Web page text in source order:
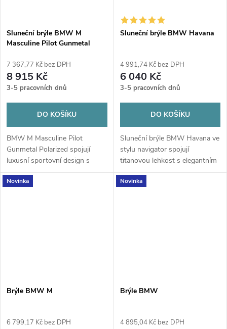
Sluneční brýle BMW M
Masculine Pilot Gunmetal
7 367,77 Kč bez DPH
8 915 Kč
3-5 pracovních dnů
DO KOŠÍKU
BMW M Masculine Pilot
Gunmetal Polarized spojují
luxusní sportovní design s
titanovou lehkostí a
polarizovanými čočkami, které
Sluneční brýle BMW Havana
4 991,74 Kč bez DPH
6 040 Kč
3-5 pracovních dnů
DO KOŠÍKU
Sluneční brýle BMW Havana ve
stylu navigator spojují
titanovou lehkost s elegantním
designem a automobilovými
detaily inspirovanými BMW.
Novinka
Brýle BMW M
6 799,17 Kč bez DPH
Novinka
Brýle BMW
4 895,04 Kč bez DPH